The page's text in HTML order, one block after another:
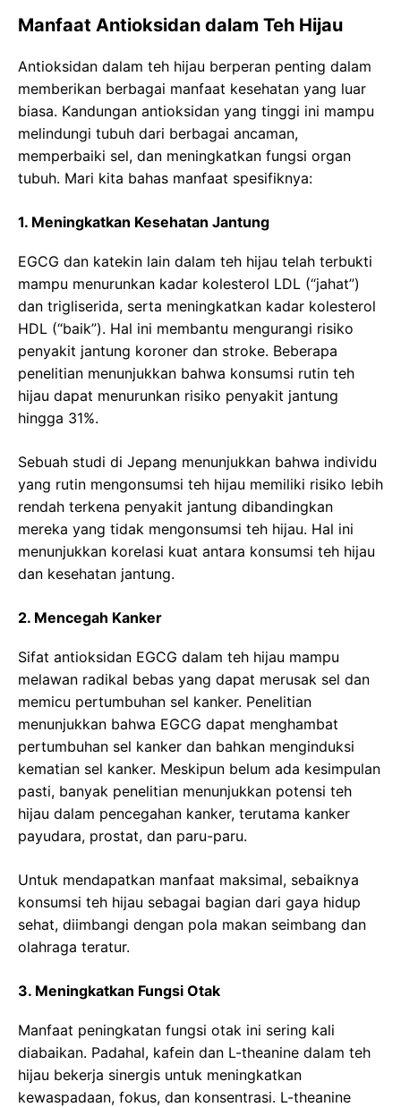
Manfaat Antioksidan dalam Teh Hijau
Antioksidan dalam teh hijau berperan penting dalam
memberikan berbagai manfaat kesehatan yang luar
biasa. Kandungan antioksidan yang tinggi ini mampu
melindungi tubuh dari berbagai ancaman,
memperbaiki sel, dan meningkatkan fungsi organ
tubuh. Mari kita bahas manfaat spesifiknya:
1. Meningkatkan Kesehatan Jantung
EGCG dan katekin lain dalam teh hijau telah terbukti
mampu menurunkan kadar kolesterol LDL (“jahat”)
dan trigliserida, serta meningkatkan kadar kolesterol
HDL (“baik”). Hal ini membantu mengurangi risiko
penyakit jantung koroner dan stroke. Beberapa
penelitian menunjukkan bahwa konsumsi rutin teh
hijau dapat menurunkan risiko penyakit jantung
hingga 31%.
Sebuah studi di Jepang menunjukkan bahwa individu
yang rutin mengonsumsi teh hijau memiliki risiko lebih
rendah terkena penyakit jantung dibandingkan
mereka yang tidak mengonsumsi teh hijau. Hal ini
menunjukkan korelasi kuat antara konsumsi teh hijau
dan kesehatan jantung.
2. Mencegah Kanker
Sifat antioksidan EGCG dalam teh hijau mampu
melawan radikal bebas yang dapat merusak sel dan
memicu pertumbuhan sel kanker. Penelitian
menunjukkan bahwa EGCG dapat menghambat
pertumbuhan sel kanker dan bahkan menginduksi
kematian sel kanker. Meskipun belum ada kesimpulan
pasti, banyak penelitian menunjukkan potensi teh
hijau dalam pencegahan kanker, terutama kanker
payudara, prostat, dan paru-paru.
Untuk mendapatkan manfaat maksimal, sebaiknya
konsumsi teh hijau sebagai bagian dari gaya hidup
sehat, diimbangi dengan pola makan seimbang dan
olahraga teratur.
3. Meningkatkan Fungsi Otak
Manfaat peningkatan fungsi otak ini sering kali
diabaikan. Padahal, kafein dan L-theanine dalam teh
hijau bekerja sinergis untuk meningkatkan
kewaspadaan, fokus, dan konsentrasi. L-theanine